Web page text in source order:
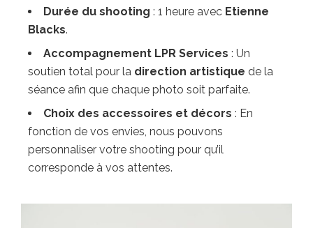
Durée du shooting : 1 heure avec Etienne
Blacks.
Accompagnement LPR Services : Un
soutien total pour la direction artistique de la
séance afin que chaque photo soit parfaite.
Choix des accessoires et décors : En
fonction de vos envies, nous pouvons
personnaliser votre shooting pour qu’il
corresponde à vos attentes.